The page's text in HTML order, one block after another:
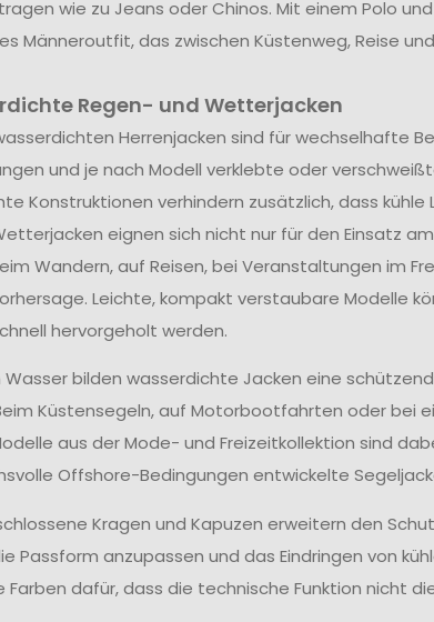
wie zu Jeans oder Chinos. Mit einem Polo
Männeroutfit, das zwischen Küstenweg, Reise
Regen- und Wetterjacken
Herrenjacken sind für wechselhafte
und je nach Modell verklebte oder
Konstruktionen verhindern zusätzlich, dass
eignen sich nicht nur für den Einsatz
Wandern, auf Reisen, bei Veranstaltungen im
Leichte, kompakt verstaubare Modelle
hervorgeholt werden.
bilden wasserdichte Jacken eine
Küstensegeln, auf Motorbootfahrten oder bei
aus der Mode- und Freizeitkollektion sind
Offshore-Bedingungen entwickelte
Kragen und Kapuzen erweitern den
Passform anzupassen und das Eindringen von
Farben dafür, dass die technische Funktion nicht